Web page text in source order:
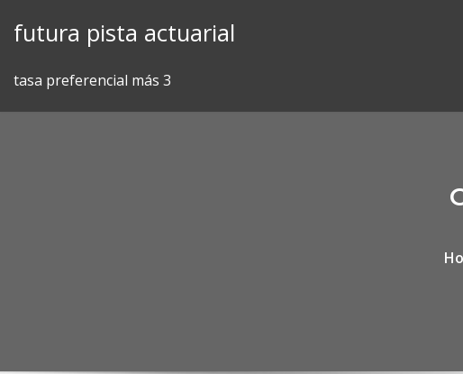
futura pista actuarial
tasa preferencial más 3